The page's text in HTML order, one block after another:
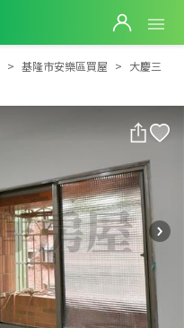
大慶三期2樓
基隆市安樂區買屋
大慶三